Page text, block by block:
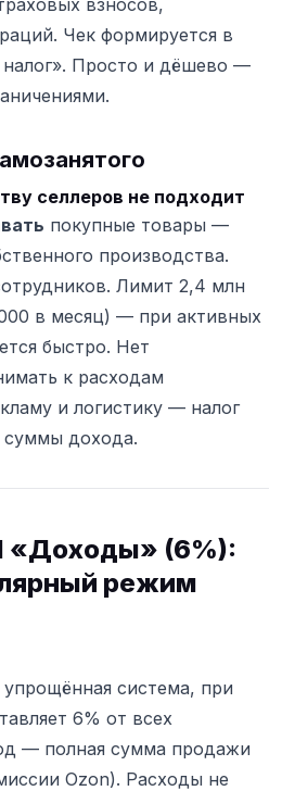
взносов,
Чек формируется в
Просто и дёшево —
селлеров не подходит
покупные товары —
производства.
Лимит 2,4 млн
в месяц) — при активных
быстро. Нет
к расходам
и логистику — налог
суммы дохода.
«Доходы» (6%):
режим
система, при
6% от всех
— полная сумма продажи
Ozon). Расходы не